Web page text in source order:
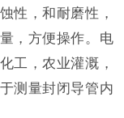
性，和耐磨性，
，方便操作。电
工，农业灌溉，
测量封闭导管内